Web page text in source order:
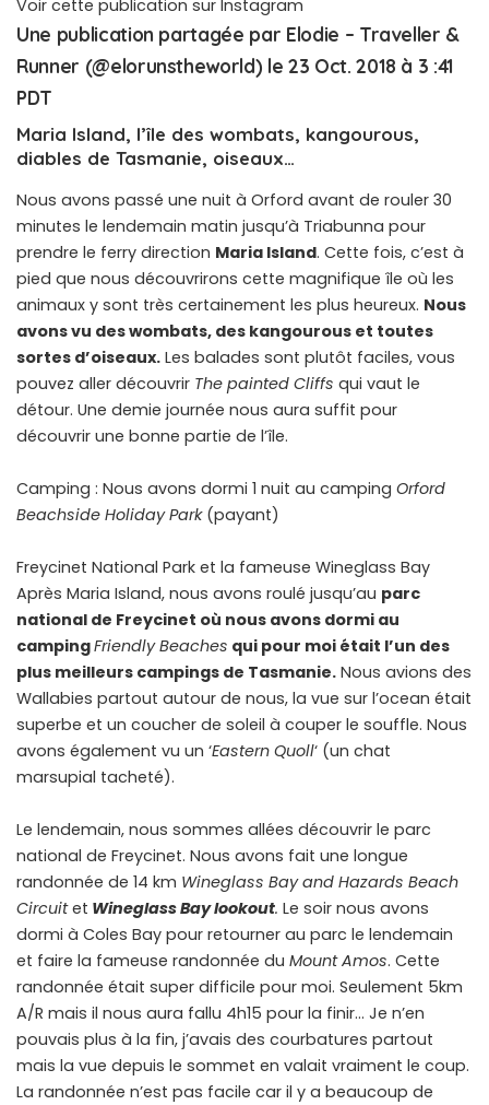
Voir cette publication sur Instagram
Une publication partagée par Elodie – Traveller &
Runner (@elorunstheworld) le 23 Oct. 2018 à 3 :41
PDT
Maria Island, l’île des wombats, kangourous,
diables de Tasmanie, oiseaux…
Nous avons passé une nuit à Orford avant de rouler 30
minutes le lendemain matin jusqu’à Triabunna pour
prendre le ferry direction Maria Island. Cette fois, c’est à
pied que nous découvrirons cette magnifique île où les
animaux y sont très certainement les plus heureux. Nous
avons vu des wombats, des kangourous et toutes
sortes d’oiseaux. Les balades sont plutôt faciles, vous
pouvez aller découvrir The painted Cliffs qui vaut le
détour. Une demie journée nous aura suffit pour
découvrir une bonne partie de l’île.
Camping : Nous avons dormi 1 nuit au camping Orford
Beachside Holiday Park(payant)
Freycinet National Park et la fameuse Wineglass Bay
Après Maria Island, nous avons roulé jusqu’au parc
national de Freycinet où nous avons dormi au
campingFriendly Beaches qui pour moi était l’un des
plus meilleurs campings de Tasmanie. Nous avions des
Wallabies partout autour de nous, la vue sur l’ocean était
superbe et un coucher de soleil à couper le souffle. Nous
avons également vu un ‘Eastern Quoll‘ (un chat
marsupial tacheté).
Le lendemain, nous sommes allées découvrir le parc
national de Freycinet. Nous avons fait une longue
randonnée de 14 km Wineglass Bay and Hazards Beach
Circuitet Wineglass Bay lookout. Le soir nous avons
dormi à Coles Bay pour retourner au parc le lendemain
et faire la fameuse randonnée du Mount Amos. Cette
randonnée était super difficile pour moi. Seulement 5km
A/R mais il nous aura fallu 4h15 pour la finir… Je n’en
pouvais plus à la fin, j’avais des courbatures partout
mais la vue depuis le sommet en valait vraiment le coup.
La randonnée n’est pas facile car il y a beaucoup de